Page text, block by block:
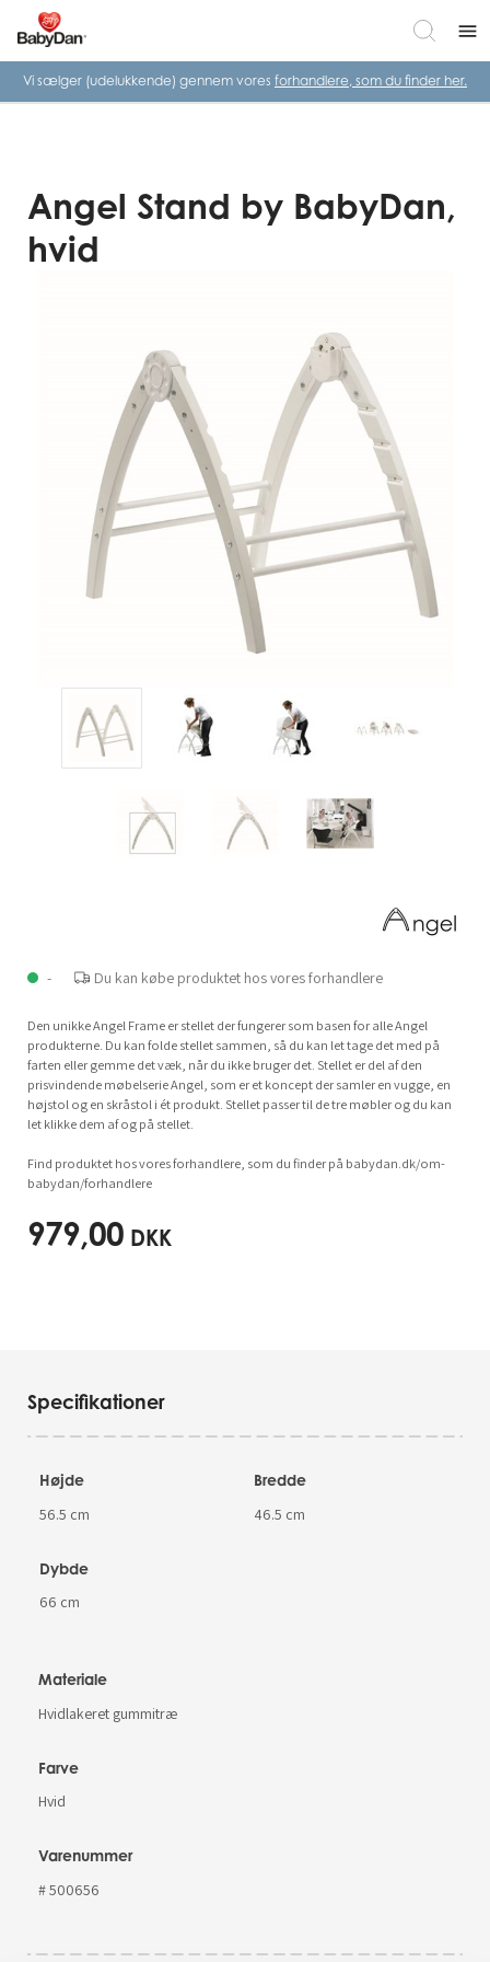
menu
Vi sælger (udelukkende) gennem vores forhandlere, som du finder her.
- Du kan købe produktet hos vores forhandlere
Den unikke Angel Frame er stellet der fungerer som basen for alle Angel
produkterne. Du kan folde stellet sammen, så du kan let tage det med på
farten eller gemme det væk, når du ikke bruger det. Stellet er del af den
prisvindende møbelserie Angel, som er et koncept der samler en vugge, en
højstol og en skråstol i ét produkt. Stellet passer til de tre møbler og du kan
let klikke dem af og på stellet.
Find produktet hos vores forhandlere, som du finder på babydan.dk/om-
babydan/forhandlere
979,00 DKK
Angel Stand by BabyDan,
hvid
Specifikationer
Højde
56.5 cm
Bredde
46.5 cm
Dybde
66 cm
Materiale
Hvidlakeret gummitræ
Farve
Hvid
Varenummer
# 500656